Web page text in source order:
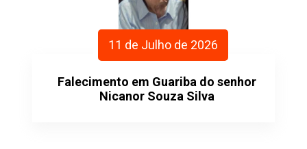
11 de Julho de 2026
Falecimento em Guariba do senhor
Nicanor Souza Silva